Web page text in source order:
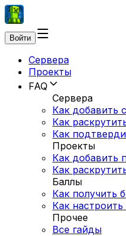
Войти
Сервера
Проекты
FAQ
Сервера
Как добавить
Как
Как
Проекты
Как добавить
Как
Баллы
Как получить
Как настроить
Прочее
Все гайды